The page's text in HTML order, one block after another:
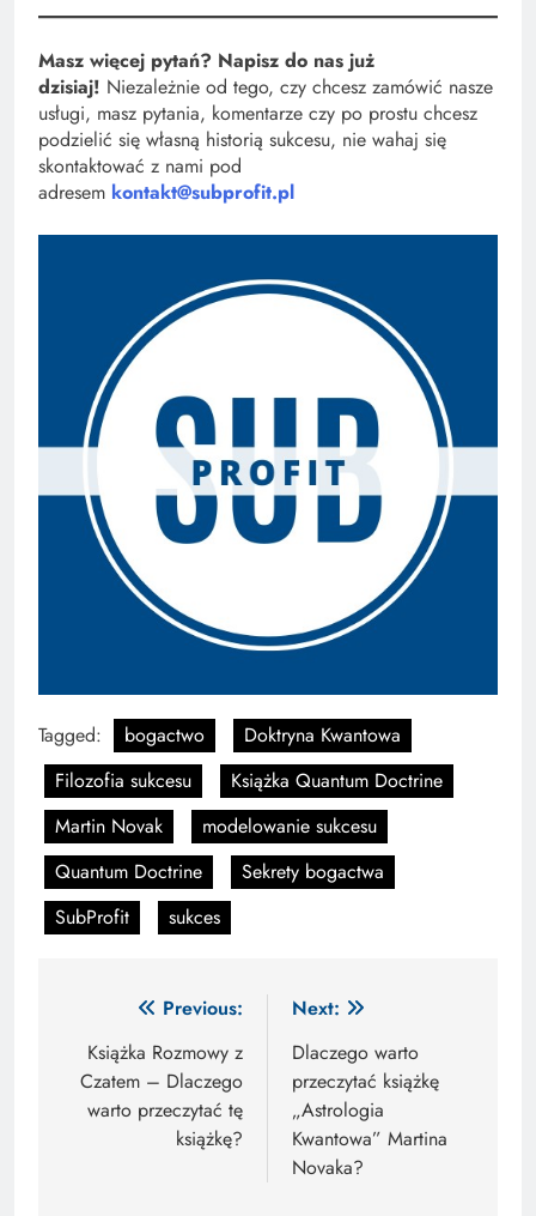
Masz więcej pytań? Napisz do nas już
dzisiaj! Niezależnie od tego, czy chcesz zamówić nasze
usługi, masz pytania, komentarze czy po prostu chcesz
podzielić się własną historią sukcesu, nie wahaj się
skontaktować z nami pod
adresem kontakt@subprofit.pl
Tagged: bogactwo
Doktryna Kwantowa
Filozofia sukcesu
Książka Quantum Doctrine
Martin Novak
modelowanie sukcesu
Quantum Doctrine
Sekrety bogactwa
SubProfit
sukces
Nawigacja
wpisu
Previous:
Książka Rozmowy z
Czatem – Dlaczego
warto przeczytać tę
książkę?
Next:
Dlaczego warto
przeczytać książkę
„Astrologia
Kwantowa” Martina
Novaka?